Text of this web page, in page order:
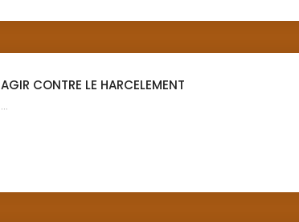
AGIR CONTRE LE HARCELEMENT
...